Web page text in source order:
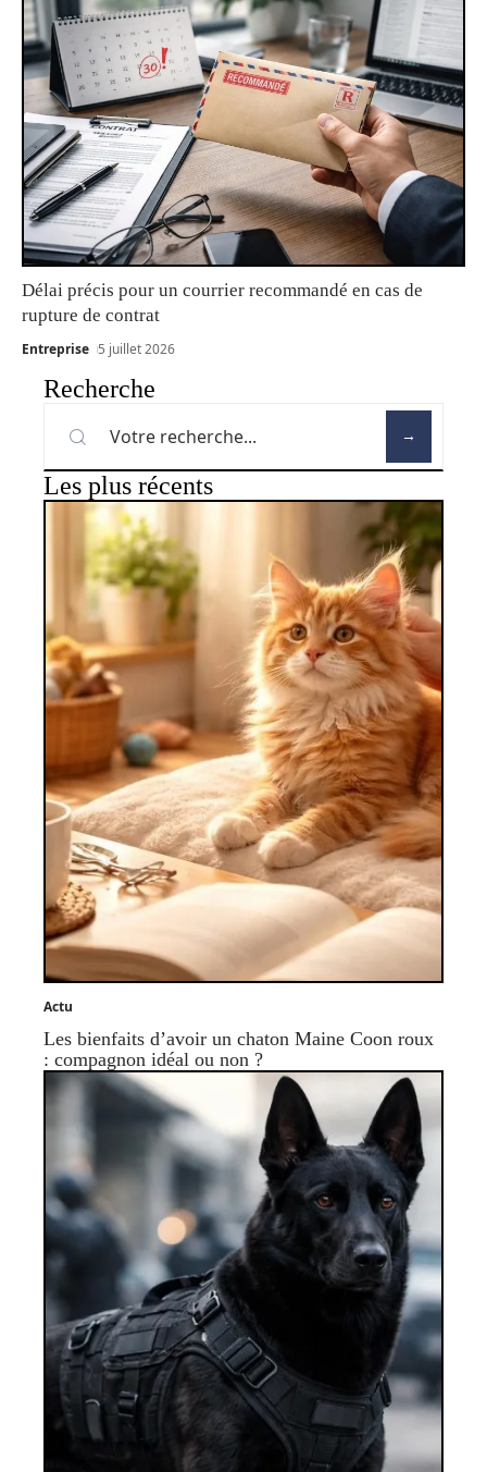
Délai précis pour un courrier recommandé en cas de
rupture de contrat
Entreprise 5 juillet 2026
Recherche
Les plus récents
Actu
Les bienfaits d’avoir un chaton Maine Coon roux
: compagnon idéal ou non ?